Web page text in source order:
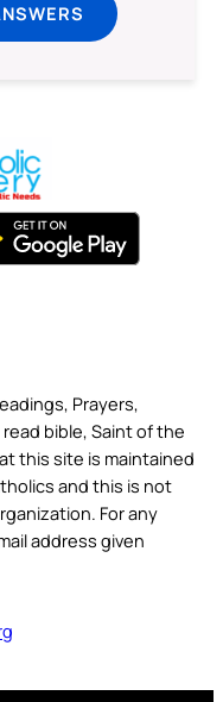
Prayers,
bible, Saint of the
this site is maintained
and this is not
For any
address given